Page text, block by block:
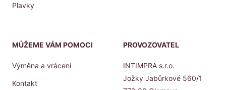
Plavky
MŮŽEME VÁM POMOCI
Výměna a vrácení
Kontakt
PROVOZOVATEL
INTIMPRA s.r.o.
Jožky Jabůrkové 560/1